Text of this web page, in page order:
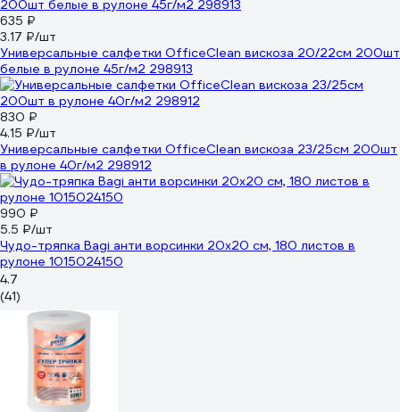
635 ₽
3.17 ₽/шт
Универсальные салфетки OfficeClean вискоза 20/22см 200шт
белые в рулоне 45г/м2 298913
830 ₽
4.15 ₽/шт
Универсальные салфетки OfficeClean вискоза 23/25см 200шт
в рулоне 40г/м2 298912
990 ₽
5.5 ₽/шт
Чудо-тряпка Bagi анти ворсинки 20х20 см, 180 листов в
рулоне 1015024150
4.7
(41)